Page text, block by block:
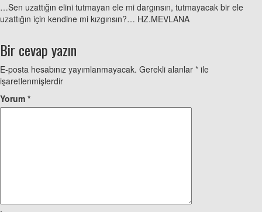
…Sen uzattığın elini tutmayan ele mi dargınsın, tutmayacak bir ele
uzattığın için kendine mi kızgınsın?… HZ.MEVLANA
Bir cevap yazın
E-posta hesabınız yayımlanmayacak. Gerekli alanlar * ile
işaretlenmişlerdir
Yorum *